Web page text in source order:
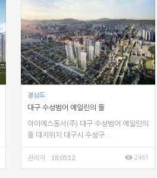
경상도
대구 수성범어 에일린의 뜰
아이에스동서(주) 대구 수성범어 에일린의
뜰 대지위치 대구시 수성구...
관리자 18.05.12. 2461